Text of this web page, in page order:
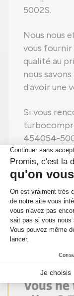
5002S.
Nous nous
vous fournir
qualité au
nous
d'avoir une
Si vous
454054-
que nous
le kit turbo
Faites vite !
turbo
hésiter sur
Vous